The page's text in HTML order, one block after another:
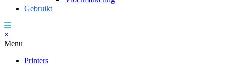
Gebruikt
×
Menu
Printers